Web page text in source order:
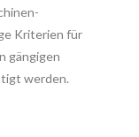
Kriterien für
gängigen
werden.